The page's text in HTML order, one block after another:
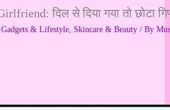
दिल से दिया गया तो छोटा
Gadgets & Lifestyle, Skincare & Beauty/ By